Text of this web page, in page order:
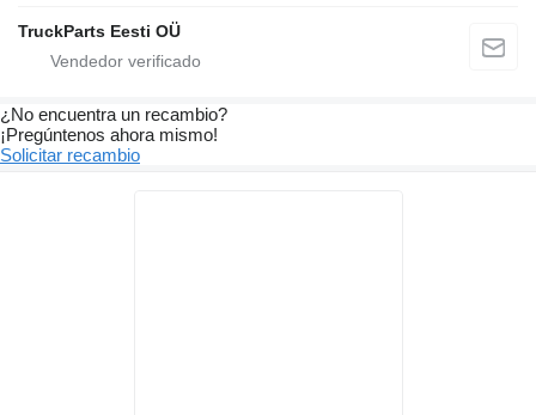
TruckParts Eesti OÜ
¿No encuentra un recambio?
¡Pregúntenos ahora mismo!
Solicitar recambio